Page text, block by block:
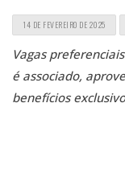
14 DE FEVEREIRO DE 2025
Vagas
é associado,
benefícios